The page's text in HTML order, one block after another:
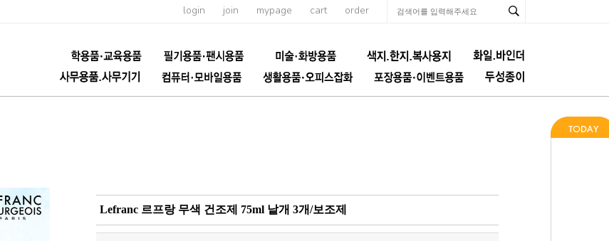
login join mypage cart order
Lefranc 르프랑 무색 건조제 75ml 낱개 3개/보조제